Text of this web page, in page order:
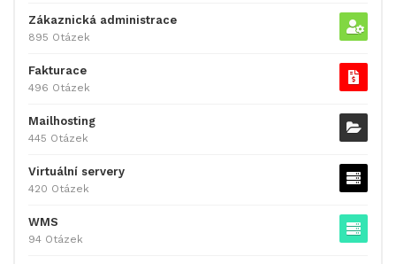
Zákaznická administrace
895 Otázek
Fakturace
496 Otázek
Mailhosting
445 Otázek
Virtuální servery
420 Otázek
WMS
94 Otázek